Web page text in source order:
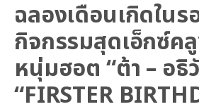
ฉลองเดือนเกิดใน
กิจกรรมสุดเอ็กซ์ค
หนุ่มฮอต “ต้า – อธิ
“FIRSTER